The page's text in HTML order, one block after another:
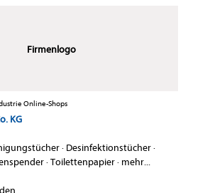
Firmenlogo
Online-Shops
KG
· Desinfektionstücher·
·Toilettenpapier· mehr...